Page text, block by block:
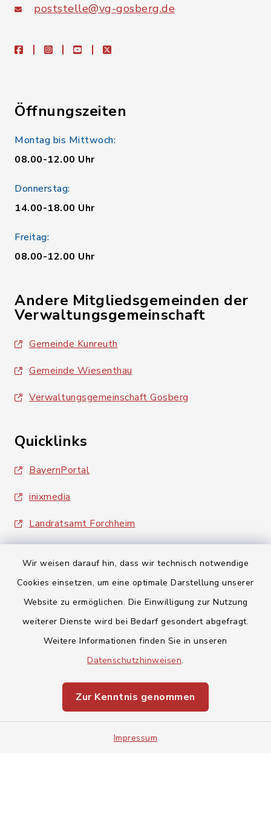
Wir weisen darauf hin, dass wir technisch notwendige
Cookies einsetzen, um eine optimale Darstellung unserer
Website zu ermöglichen. Die Einwilligung zur Nutzung
weiterer Dienste wird bei Bedarf gesondert abgefragt.
Weitere Informationen finden Sie in unseren
Datenschutzhinweisen.
Zur Kenntnis genommen
Impressum
poststelle@vg-gosberg.de
facebookinstagramyoutubeX
Öffnungszeiten
Montag bis Mittwoch:
08.00-12.00 Uhr
Donnerstag:
14.00-18.00 Uhr
Freitag:
08.00-12.00 Uhr
Andere Mitgliedsgemeinden der
Verwaltungsgemeinschaft
Gemeinde Kunreuth
Gemeinde Wiesenthau
Verwaltungsgemeinschaft Gosberg
Quicklinks
BayernPortal
inixmedia
Landratsamt Forchheim
Barrierefreiheit
Impressum
Sitemap